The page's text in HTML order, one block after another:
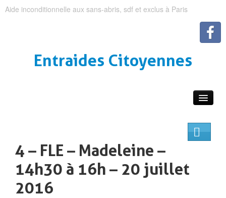
Aide inconditionnelle aux sans-abris, sdf et exclus à Paris
Entraides Citoyennes
4 – FLE – Madeleine –
14h30 à 16h – 20 juillet
2016